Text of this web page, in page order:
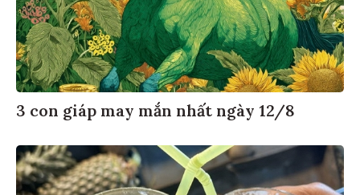
3 con giáp may mắn nhất ngày 12/8